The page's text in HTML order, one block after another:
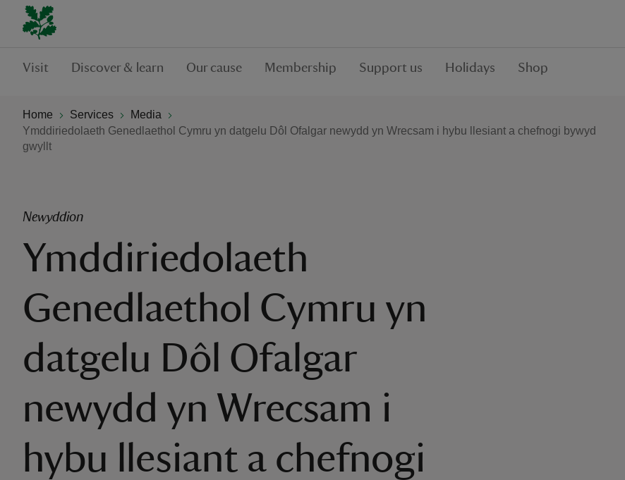
Visit Discover & learn Our cause Membership Support us Holidays Shop
Home Services
Media
Ymddiriedolaeth Genedlaethol Cymru yn datgelu Dôl Ofalgar newydd yn Wrecsam i hybu llesiant a chefnogi bywyd
gwyllt
Newyddion
Ymddiriedolaeth
Genedlaethol Cymru yn
datgelu Dôl Ofalgar
newydd yn Wrecsam i
hybu llesiant a chefnogi